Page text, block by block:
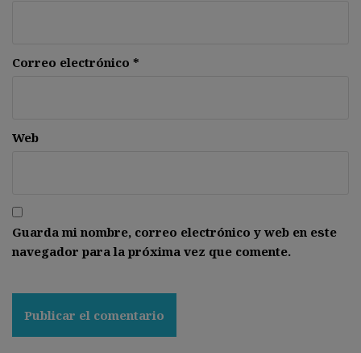
Correo electrónico *
Web
Guarda mi nombre, correo electrónico y web en este
navegador para la próxima vez que comente.